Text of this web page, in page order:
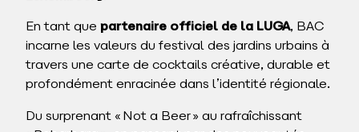
En tant que partenaire officiel de la LUGA, BAC
incarne les valeurs du festival des jardins urbains à
travers une carte de cocktails créative, durable et
profondément enracinée dans l’identité régionale.
Du surprenant « Not a Beer » au rafraîchissant